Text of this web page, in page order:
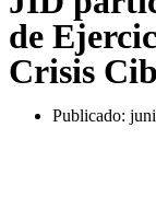
de
Crisis
Publicado: